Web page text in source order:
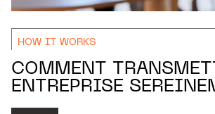
HOW IT WORKS
COMMENT
ENTREPRISE